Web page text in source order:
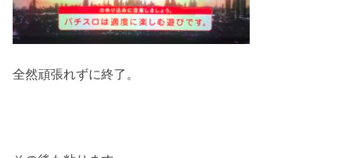
全然頑張れずに終了。